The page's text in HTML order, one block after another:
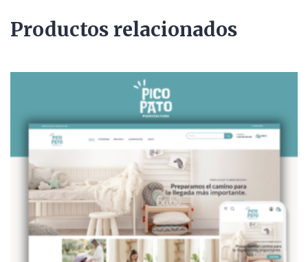
Productos relacionados